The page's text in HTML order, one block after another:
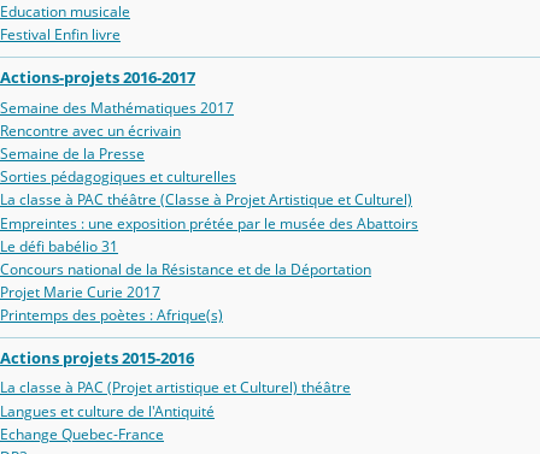
Education musicale
Festival Enfin livre
Actions-projets 2016-2017
Semaine des Mathématiques 2017
Rencontre avec un écrivain
Semaine de la Presse
Sorties pédagogiques et culturelles
La classe à PAC théâtre (Classe à Projet Artistique et Culturel)
Empreintes : une exposition prétée par le musée des Abattoirs
Le défi babélio 31
Concours national de la Résistance et de la Déportation
Projet Marie Curie 2017
Printemps des poètes : Afrique(s)
Actions projets 2015-2016
La classe à PAC (Projet artistique et Culturel) théâtre
Langues et culture de l'Antiquité
Echange Quebec-France